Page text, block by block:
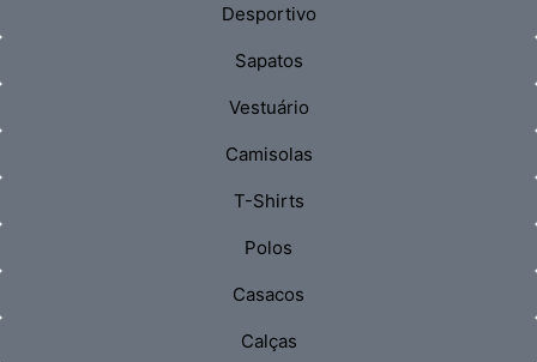
Desportivo
Sapatos
Vestuário
Camisolas
T-Shirts
Polos
Casacos
Calças